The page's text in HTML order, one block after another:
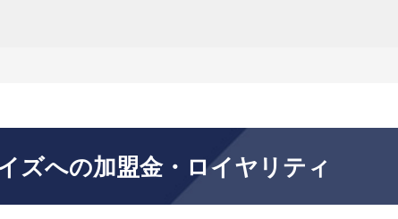
ズへの加盟金・ロイヤリティ